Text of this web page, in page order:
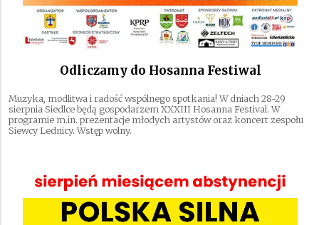
Odliczamy do Hosanna Festiwal
Muzyka, modlitwa i radość wspólnego spotkania! W dniach 28-29
sierpnia Siedlce będą gospodarzem XXXIII Hosanna Festival. W
programie m.in. prezentacje młodych artystów oraz koncert zespołu
Siewcy Lednicy. Wstęp wolny.